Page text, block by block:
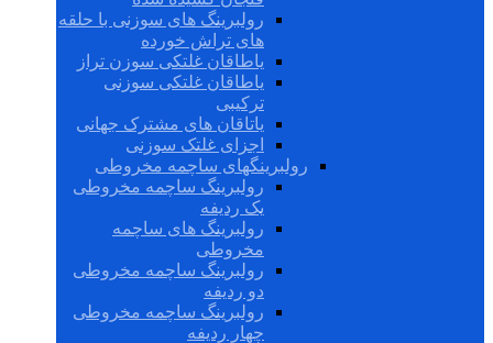
رولبرینگ های سوزنی با حلقه
های تراش خورده
یاطاقان غلتکی سوزن تراز
یاطاقان غلتکی سوزنی
ترکیبی
یاتاقان های مشترک جهانی
اجزای غلتک سوزنی
رولبرینگهای ساچمه مخروطی
رولبرینگ ساچمه مخروطی
یک ردیفه
رولبرینگ های ساچمه
مخروطی
رولبرینگ ساچمه مخروطی
دو ردیفه
رولبرینگ ساچمه مخروطی
چهار ردیفه